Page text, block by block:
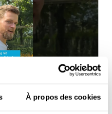
À propos des cookies
Axel and Hulst